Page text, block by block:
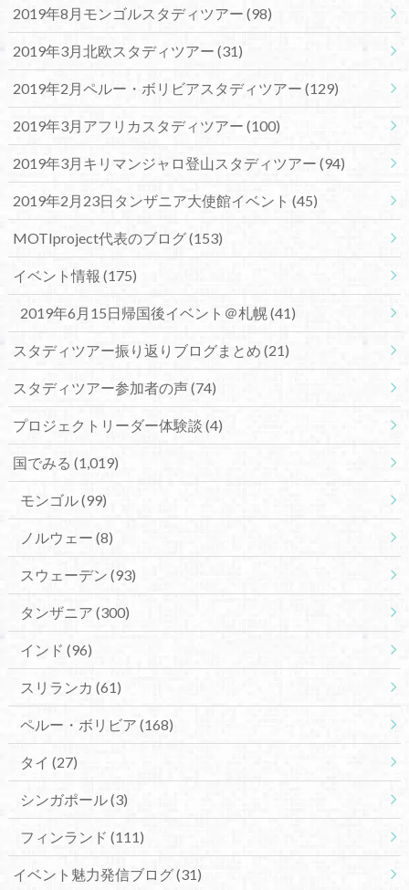
2019年8月モンゴルスタディツアー (98)
2019年3月北欧スタディツアー (31)
2019年2月ペルー・ボリビアスタディツアー (129)
2019年3月アフリカスタディツアー (100)
2019年3月キリマンジャロ登山スタディツアー (94)
2019年2月23日タンザニア大使館イベント (45)
MOTIproject代表のブログ(153)
イベント情報 (175)
2019年6月15日帰国後イベント＠札幌(41)
スタディツアー振り返りブログまとめ (21)
スタディツアー参加者の声(74)
プロジェクトリーダー体験談 (4)
国でみる (1,019)
モンゴル(99)
ノルウェー (8)
スウェーデン (93)
タンザニア (300)
インド (96)
スリランカ (61)
ペルー・ボリビア (168)
タイ (27)
シンガポール(3)
フィンランド (111)
イベント魅力発信ブログ(31)